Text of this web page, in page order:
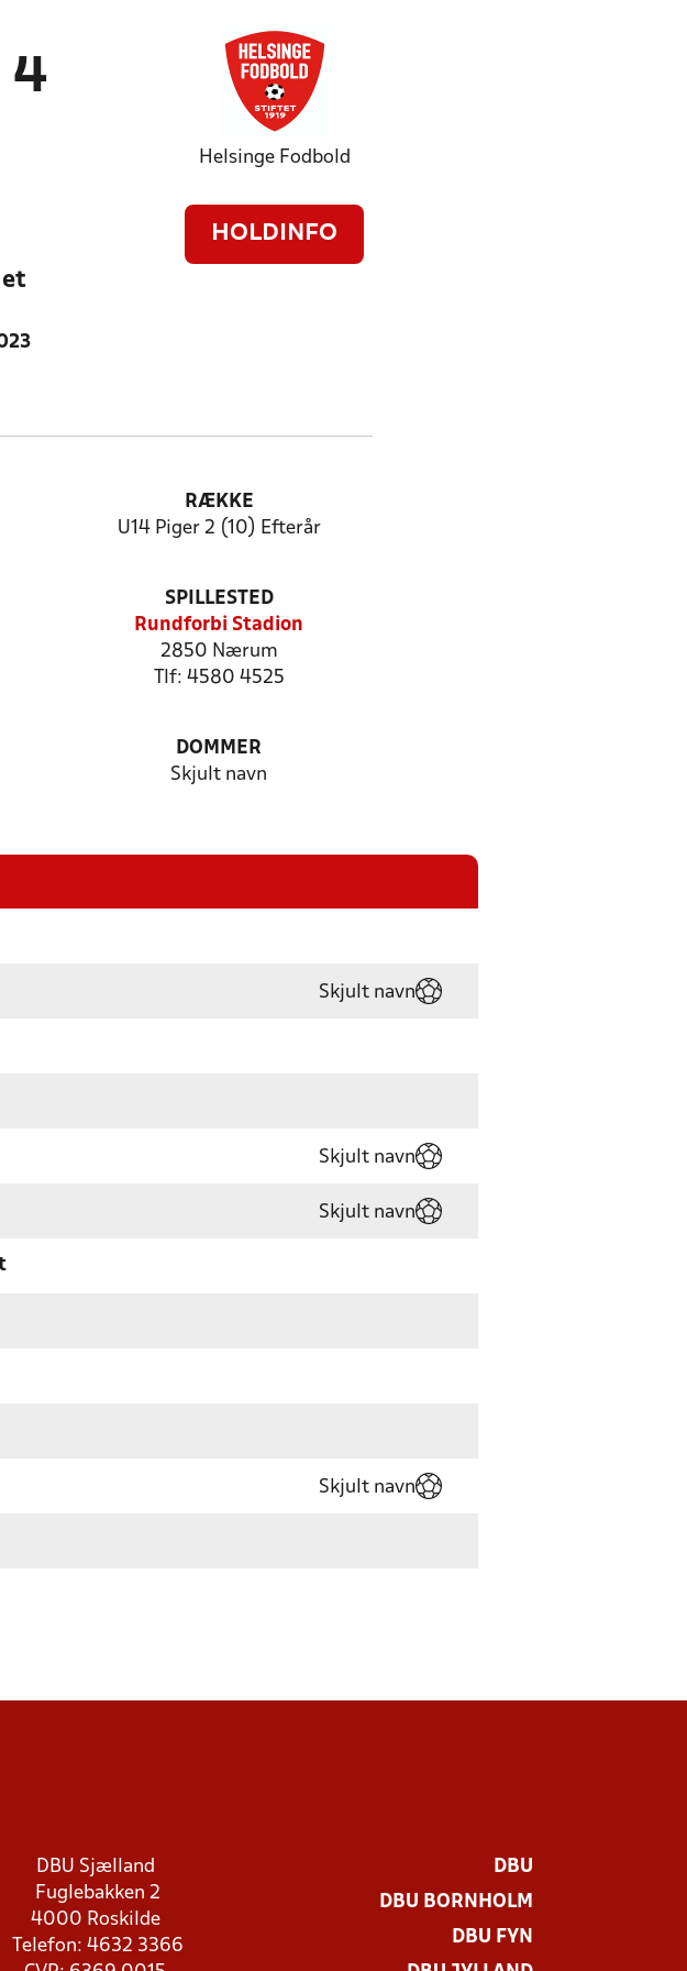
4
Helsinge Fodbold
HOLDINFO
RÆKKE
U14 Piger 2 (10) Efterår
SPILLESTED
Rundforbi Stadion
2850 Nærum
Tlf: 4580 4525
DOMMER
Skjult navn
Skjult navn
Skjult navn
Skjult navn
Skjult navn
DBU Sjælland
Fuglebakken 2
4000 Roskilde
Telefon: 4632 3366
DBU
DBU BORNHOLM
DBU FYN